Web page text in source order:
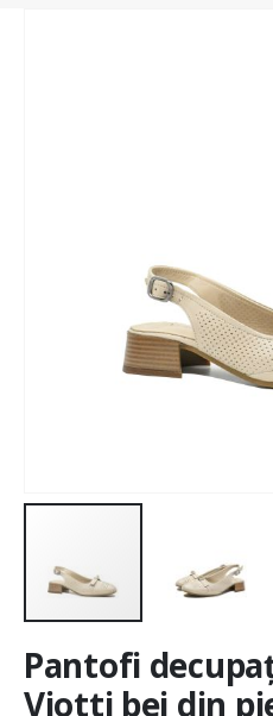
to
the
beginning
Pantofi
Viotti bej din